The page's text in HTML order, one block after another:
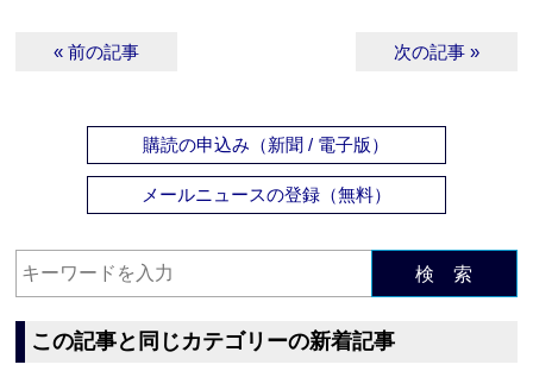
« 前の記事 次の記事 »
購読の申込み（新聞 / 電子版）
メールニュースの登録（無料）
検 索
この記事と同じカテゴリーの新着記事